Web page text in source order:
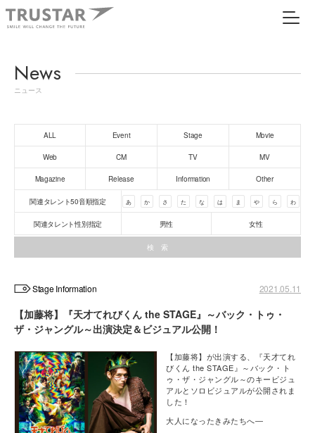
News
ニュース
ALL Event Stage Movie
Web CM TV MV
Magazine Release Information Other
関連タレント50音順指定 あ か さ た な は ま や ら わ
関連タレント性別指定 男性 女性
Stage Information 2021.05.11
【加藤将】『天才てれびくん the STAGE』～バック・トゥ・
ザ・ジャングル～出演決定＆ビジュアル公開！
【加藤将】が出演する、『天才てれ
びくん the STAGE』～バック・ト
ゥ・ザ・ジャングル～のキービジュ
アルとソロビジュアルが公開されま
した！
大人になったきみたちへ―